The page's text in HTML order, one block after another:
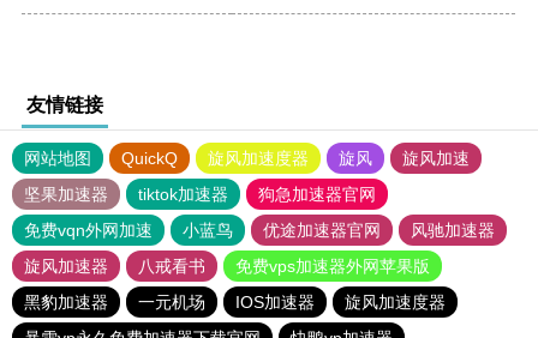
友情链接
网站地图 QuickQ 旋风加速度器 旋风
旋风加速
坚果加速器
tiktok加速器
狗急加速器官网
免费vqn外网加速
小蓝鸟 优途加速器官网
风驰加速器
旋风加速器
八戒看书
免费vps加速器外网苹果版
黑豹加速器
一元机场 IOS加速器
旋风加速度器